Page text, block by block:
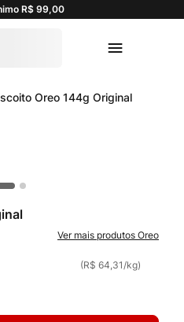
R$ 99,00
Oreo 144g Original
Oreo
(R$ 64,31/kg)